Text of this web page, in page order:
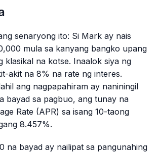
senaryong ito: Si Mark ay nais
mula sa kanyang bangko upang
klasikal na kotse. Inaalok siya ng
akit na 8% na rate ng interes.
ang nagpapahiram ay naniningil
bayad sa pagbuo, ang tunay na
Rate (APR) sa isang 10-taong
8.457%.
na bayad ay nailipat sa pangunahing